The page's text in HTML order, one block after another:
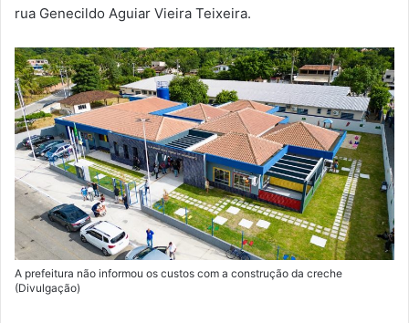
rua Genecildo Aguiar Vieira Teixeira.
A prefeitura não informou os custos com a construção da creche
(Divulgação)